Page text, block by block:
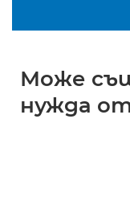
Може
нужда